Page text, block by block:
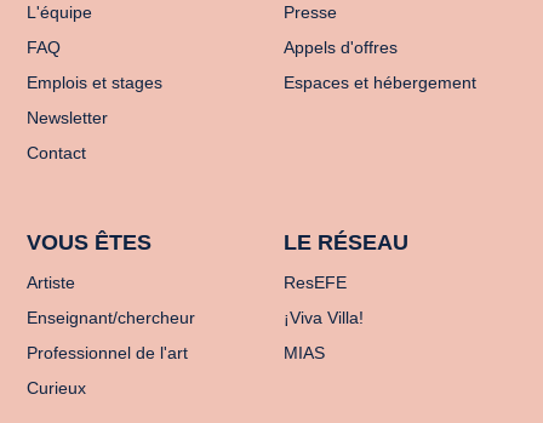
L'équipe
FAQ
Emplois et stages
Newsletter
Contact
Presse
Appels d'offres
Espaces et hébergement
VOUS ÊTES
Artiste
Enseignant/chercheur
Professionnel de l'art
Curieux
LE RÉSEAU
ResEFE
¡Viva Villa!
MIAS